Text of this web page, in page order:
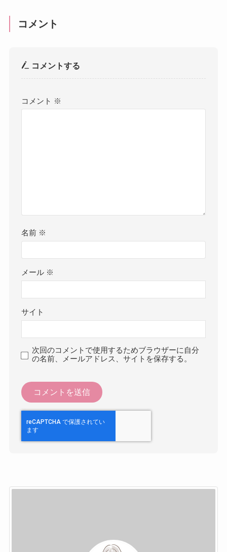
コメント
コメントする
コメント ※
名前 ※
メール ※
サイト
次回のコメントで使用するためブラウザーに自分
の名前、メールアドレス、サイトを保存する。